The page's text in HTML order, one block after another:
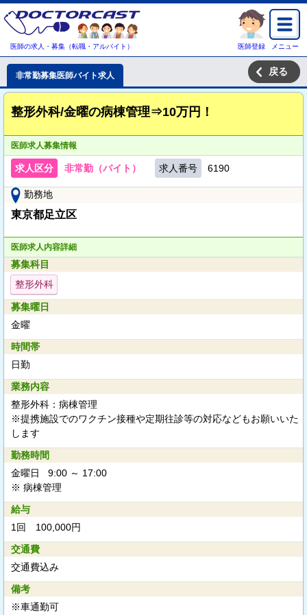
医師の求人・募集（転職・アルバイト） 医師登録 メニュー
非常勤募集医師バイト求人 戻る
整形外科/金曜の病棟管理⇒10万円！
医師求人募集情報
求人区分 非常勤（バイト） 求人番号 6190
勤務地
東京都足立区
医師求人内容詳細
募集科目
整形外科
募集曜日
金曜
時間帯
日勤
業務内容
整形外科：病棟管理
※提携施設でのワクチン接種や定期往診等の対応などもお願いいた
します
勤務時間
金曜日 9:00 ～ 17:00
※ 病棟管理
給与
1回 100,000円
交通費
交通費込み
備考
※車通勤可